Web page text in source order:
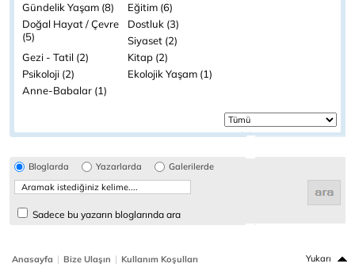
Gündelik Yaşam (8)
Eğitim (6)
Doğal Hayat / Çevre
(5)
Dostluk (3)
Siyaset (2)
Gezi - Tatil (2)
Kitap (2)
Psikoloji (2)
Ekolojik Yaşam (1)
Anne-Babalar (1)
Bloglarda Yazarlarda Galerilerde
Sadece bu yazarın bloglarında ara
Anasayfa | Bize Ulaşın | Kullanım Koşulları Yukarı